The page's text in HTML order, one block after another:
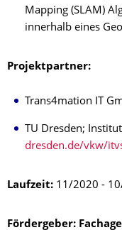
Mapping (SLAM)
innerhalb eines
Projektpartner:
Trans4mation IT
TU Dresden;
dresden.de/vkw/
Laufzeit: 11/2020 -
Fördergeber: